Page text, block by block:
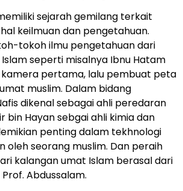
sejarah gemilang terkait
keilmuan dan pengetahuan.
tokoh ilmu pengetahuan dari
seperti misalnya Ibnu Hatam
pertama, lalu pembuat peta
muslim. Dalam bidang
dikenal sebagai ahli peredaran
bin Hayan sebgai ahli kimia dan
penting dalam tekhnologi
oleh seorang muslim. Dan peraih
kalangan umat Islam berasal dari
Abdussalam.